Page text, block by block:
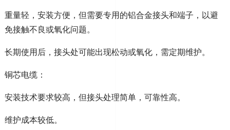
重量轻，安装方便，但需要专用的铝合金接头和端子，以避
免接触不良或氧化问题。
长期使用后，接头处可能出现松动或氧化，需定期维护。
铜芯电缆：
安装技术要求较高，但接头处理简单，可靠性高。
维护成本较低。